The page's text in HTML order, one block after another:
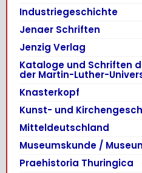
Industriegeschichte
Jenaer Schriften
Jenzig Verlag
Kataloge und Schriften
der Martin-Luther-
Knasterkopf
Kunst- und
Mitteldeutschland
Museumskunde /
Praehistoria Thuringica